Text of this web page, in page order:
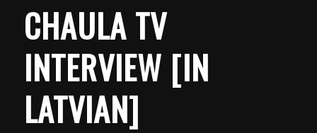
CHAULA TV
INTERVIEW [IN
LATVIAN]